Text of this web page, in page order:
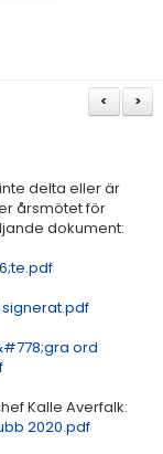
>
<
delta eller är
årsmötet för
dokument:
signerat.pdf
ord
Kalle Averfalk:
2020.pdf